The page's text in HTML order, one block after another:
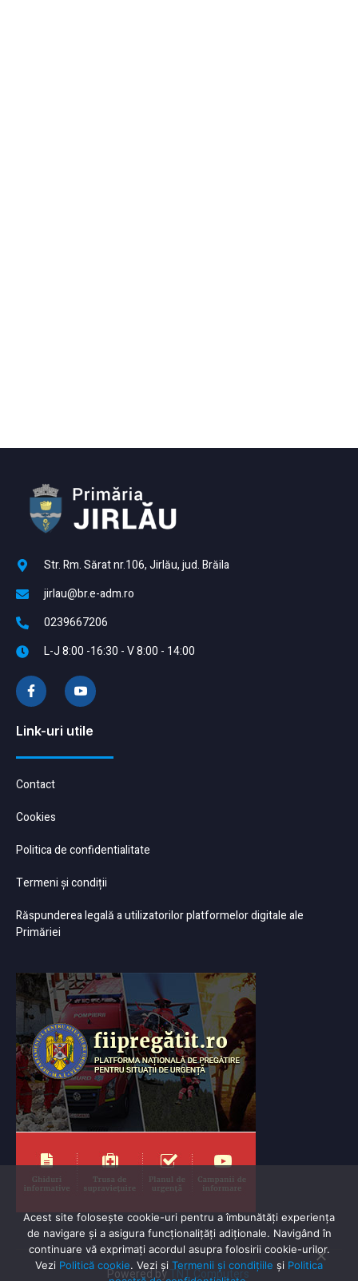
Str. Rm. Sărat nr.106, Jirlău, jud. Brăila
jirlau@br.e-adm.ro
0239667206
L-J 8:00 -16:30 - V 8:00 - 14:00
Link-uri utile
Contact
Cookies
Politica de confidentialitate
Termeni și condiții
Răspunderea legală a utilizatorilor platformelor digitale ale
Primăriei
Powered byTNT Computers
Acest site folosește cookie-uri pentru a îmbunătăți experiența
de navigare și a asigura funcționalițăți adiționale. Navigând în
continuare vă exprimaţi acordul asupra folosirii cookie-urilor.
Vezi Politică cookie. Vezi și Termenii și condițiile și Politica